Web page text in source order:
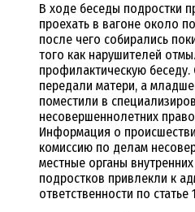
В ходе беседы подростки
проехать в вагоне около
после чего собирались
того как нарушителей
профилактическую беседу.
передали матери, а
поместили в
несовершеннолетних
Информация о
комиссию по делам
местные органы
подростков привлекли к
ответственности по статье